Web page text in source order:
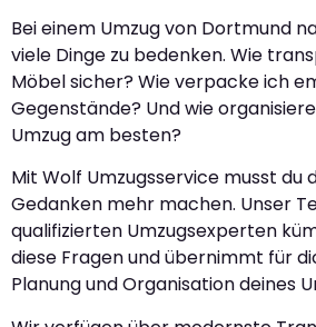
Bei einem Umzug von Dortmund
viele Dinge zu bedenken. Wie
Möbel sicher? Wie verpacke ich
Gegenstände? Und wie
Umzug am besten?
Mit Wolf Umzugsservice musst du
Gedanken mehr machen. Unser
qualifizierten Umzugsexperten
diese Fragen und übernimmt für
Planung und Organisation deines